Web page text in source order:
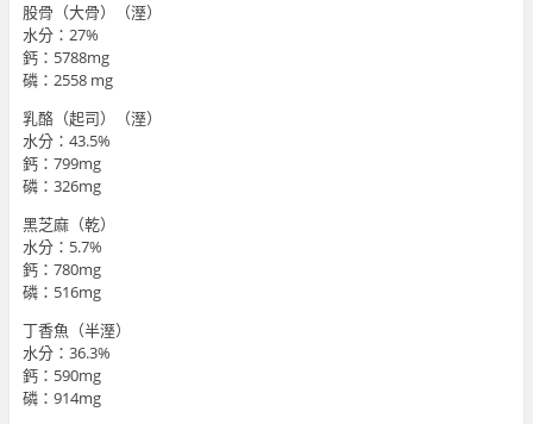
股骨（大骨）（溼）
水分：27%
鈣：5788mg
磷：2558 mg
乳酪（起司）（溼）
水分：43.5%
鈣：799mg
磷：326mg
黑芝麻（乾）
水分：5.7%
鈣：780mg
磷：516mg
丁香魚（半溼）
水分：36.3%
鈣：590mg
磷：914mg